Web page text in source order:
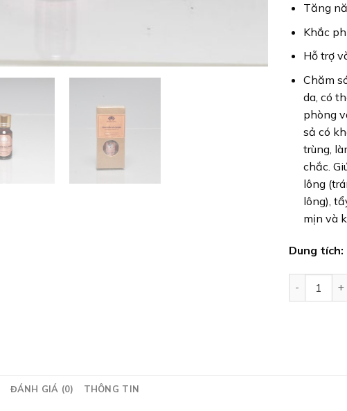
Tăng
Khắc
Hỗ trợ
Chăm
da, có
phòng
sả có
trùng,
chắc.
lông
lông),
mịn và
Dung tích:
Tinh Dầu
ĐÁNH GIÁ (0) THÔNG TIN